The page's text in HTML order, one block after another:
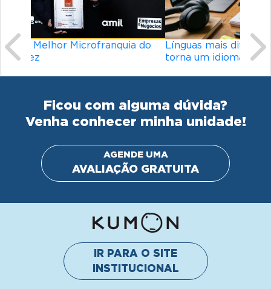
Línguas mais difíceis do mundo: o que
torna um idioma desafiador?
Ficou com alguma dúvida?
Venha conhecer minha unidade!
AGENDE UMA
AVALIAÇÃO GRATUITA
IR PARA O SITE
INSTITUCIONAL